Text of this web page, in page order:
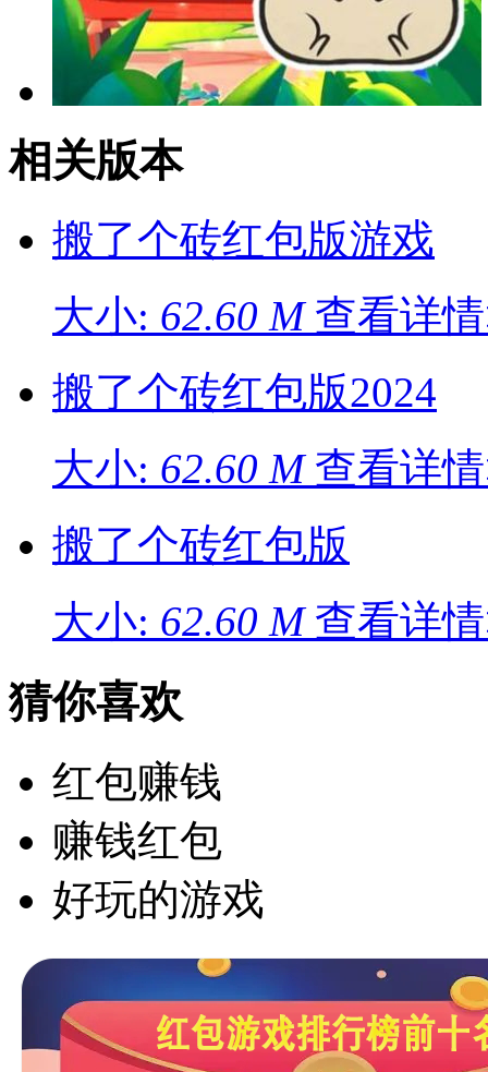
相关版本
搬了个砖红包版游戏
大小: 62.60 M查看详
搬了个砖红包版2024
大小: 62.60 M查看详
搬了个砖红包版
大小: 62.60 M查看详
猜你喜欢
红包赚钱
赚钱红包
好玩的游戏